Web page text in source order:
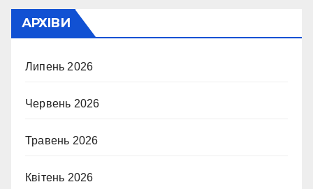
АРХІВИ
Липень 2026
Червень 2026
Травень 2026
Квітень 2026